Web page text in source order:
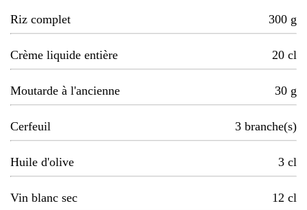
Riz complet 300 g
Crème liquide entière 20 cl
Moutarde à l'ancienne 30 g
Cerfeuil 3 branche(s)
Huile d'olive 3 cl
Vin blanc sec 12 cl